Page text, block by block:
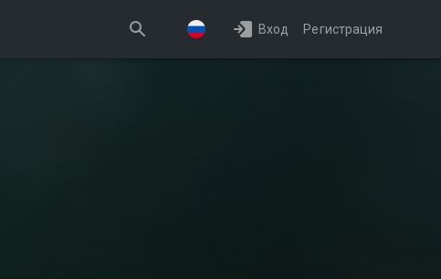
Вход Регистрация